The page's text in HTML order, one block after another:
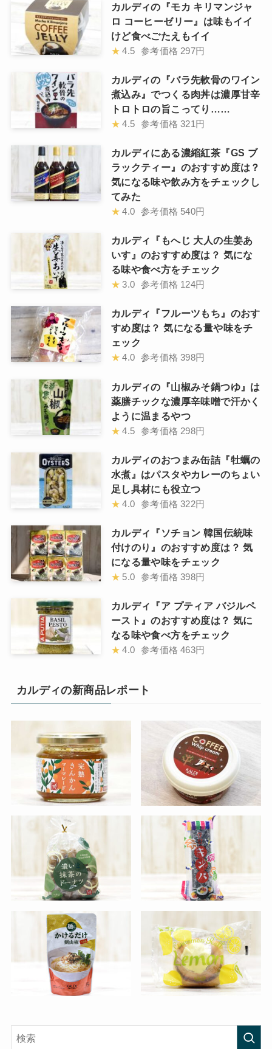
カルディの『モカ キリマンジャ
ロ コーヒーゼリー』は味もイイ
けど食べごたえもイイ
★ 4.5 参考価格 297円
カルディの『バラ先軟骨のワイン
煮込み』でつくる肉丼は濃厚甘辛
トロトロの旨こってり……
★ 4.5 参考価格 321円
カルディにある濃縮紅茶『GS ブ
ラックティー』のおすすめ度は？
気になる味や飲み方をチェックし
てみた
★ 4.0 参考価格 540円
カルディ『もへじ 大人の生姜あ
いす』のおすすめ度は？ 気にな
る味や食べ方をチェック
★ 3.0 参考価格 124円
カルディ『フルーツもち』のおす
すめ度は？ 気になる量や味をチ
ェック
★ 4.0 参考価格 398円
カルディの『山椒みそ鍋つゆ』は
薬膳チックな濃厚辛味噌で汗かく
ように温まるやつ
★ 4.5 参考価格 298円
カルディのおつまみ缶詰『牡蠣の
水煮』はパスタやカレーのちょい
足し具材にも役立つ
★ 4.0 参考価格 322円
カルディ『ソチョン 韓国伝統味
付けのり』のおすすめ度は？ 気
になる量や味をチェック
★ 5.0 参考価格 398円
カルディ『ア プティア バジルペ
ースト』のおすすめ度は？ 気に
なる味や食べ方をチェック
★ 4.0 参考価格 463円
カルディの新商品レポート